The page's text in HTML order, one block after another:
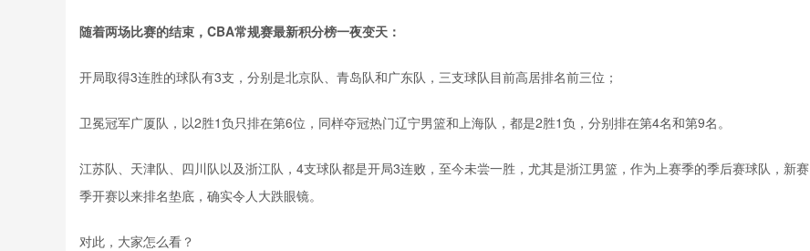
随着两场比赛的结束，CBA常规赛最新积分榜一夜变天：
开局取得3连胜的球队有3支，分别是北京队、青岛队和广东队，三支球队目前高居排名前三位；
卫冕冠军广厦队，以2胜1负只排在第6位，同样夺冠热门辽宁男篮和上海队，都是2胜1负，分别排在第4名和第9名。
江苏队、天津队、四川队以及浙江队，4支球队都是开局3连败，至今未尝一胜，尤其是浙江男篮，作为上赛季的季后赛球队，新赛
季开赛以来排名垫底，确实令人大跌眼镜。
对此，大家怎么看？